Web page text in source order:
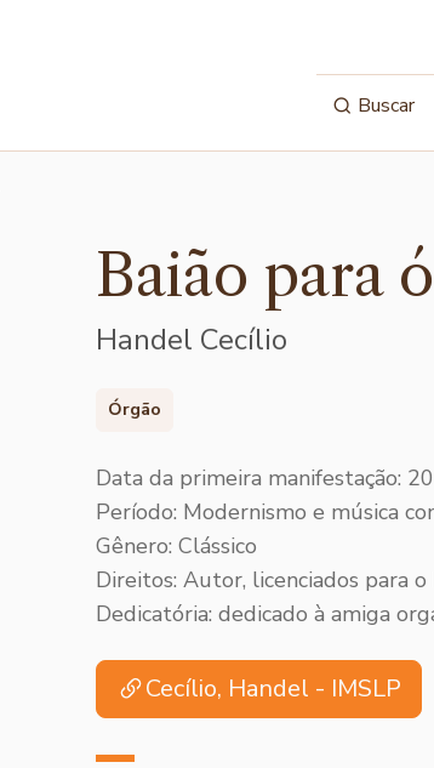
Buscar
Baião para
Handel Cecílio
Órgão
Data da primeira manifestação:
Período: Modernismo e música
Gênero: Clássico
Direitos: Autor, licenciados para
Dedicatória: dedicado à amiga
Cecílio, Handel - IMSLP